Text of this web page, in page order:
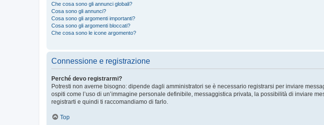
Che cosa sono gli annunci globali?
Cosa sono gli annunci?
Cosa sono gli argomenti importanti?
Cosa sono gli argomenti bloccati?
Che cosa sono le icone argomento?
Connessione e registrazione
Perché devo registrarmi?
Potresti non averne bisogno: dipende dagli amministratori se è necessario registrarsi per inviare
ospiti come l’uso di un’immagine personale definibile, messaggistica privata, la possibilità di inviare
registrarti e quindi ti raccomandiamo di farlo.
Top